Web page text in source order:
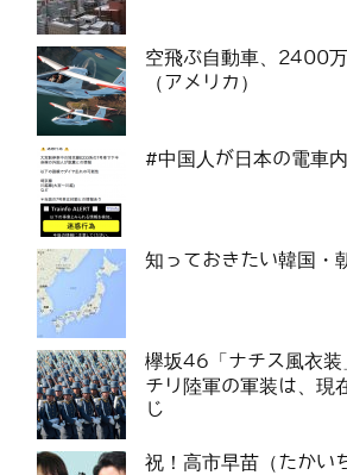
空飛ぶ自動車、2400
（アメリカ）
#中国人が日本の電車
知っておきたい韓国・
欅坂46「ナチス風衣
チリ陸軍の軍装は、現
じ
祝！高市早苗（たかい